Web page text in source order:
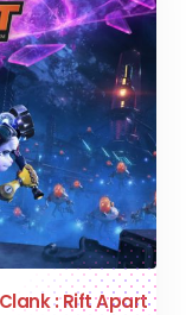
: Rift Apart